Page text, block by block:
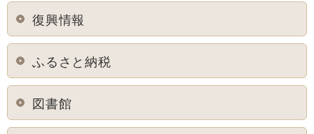
復興情報
ふるさと納税
図書館